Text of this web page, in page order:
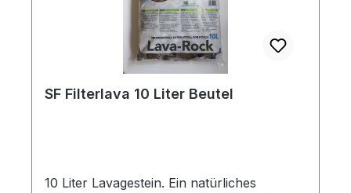
SF Filterlava 10 Liter Beutel
10 Liter Lavagestein. Ein natürliches